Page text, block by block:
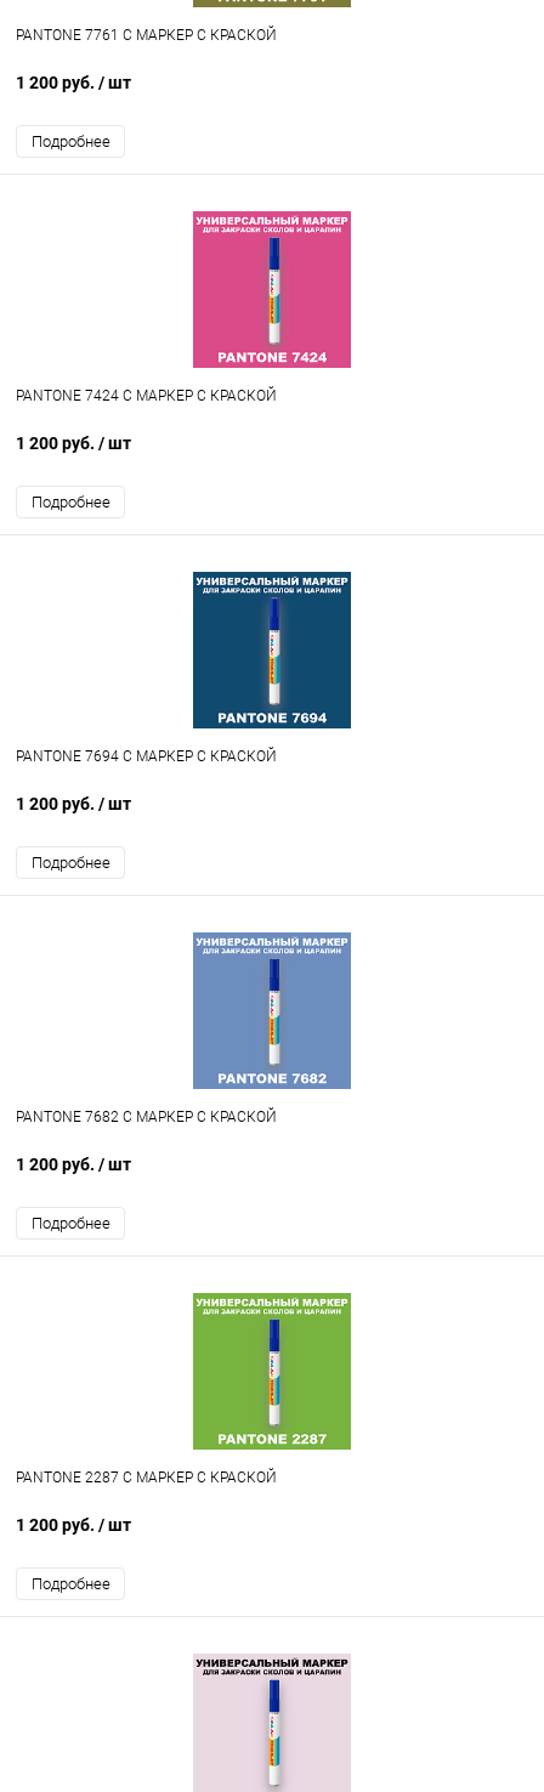
PANTONE 7761 C МАРКЕР С КРАСКОЙ
1 200 руб. / шт
Подробнее
PANTONE 7424 C МАРКЕР С КРАСКОЙ
1 200 руб. / шт
Подробнее
PANTONE 7694 C МАРКЕР С КРАСКОЙ
1 200 руб. / шт
Подробнее
PANTONE 7682 C МАРКЕР С КРАСКОЙ
1 200 руб. / шт
Подробнее
PANTONE 2287 C МАРКЕР С КРАСКОЙ
1 200 руб. / шт
Подробнее